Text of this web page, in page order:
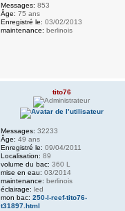
Messages: 853
Âge: 75 ans
Enregistré le: 03/02/2013
maintenance: berlinois
tito76
Messages: 32233
Âge: 49 ans
Enregistré le: 09/04/2011
Localisation: 89
volume du bac: 360 L
mise en eau: 03/2014
maintenance: berlinois
éclairage: led
mon bac: 250-l-reef-tito76-
t31897.html